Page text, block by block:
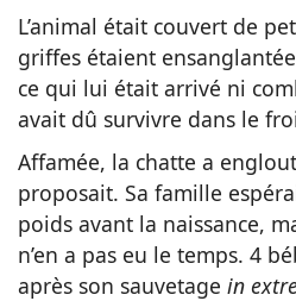
L’animal était couvert de
griffes étaient
ce qui lui était arrivé ni
avait dû survivre dans le
Affamée, la chatte a
proposait. Sa famille
poids avant la naissance,
n’en a pas eu le temps. 4
après son sauvetage in